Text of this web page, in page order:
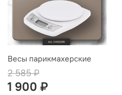
Весы парикмахерские
2 585 ₽
1 900 ₽